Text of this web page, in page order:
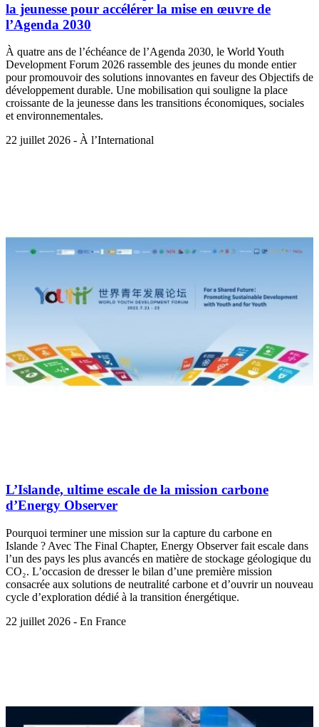
la jeunesse pour accélérer la mise en œuvre de
l’Agenda 2030
À quatre ans de l’échéance de l’Agenda 2030, le World Youth
Development Forum 2026 rassemble des jeunes du monde entier
pour promouvoir des solutions innovantes en faveur des Objectifs de
développement durable. Une mobilisation qui souligne la place
croissante de la jeunesse dans les transitions économiques, sociales
et environnementales.
22 juillet 2026 - À l’International
L’Islande, ultime escale de la mission carbone
d’Energy Observer
Pourquoi terminer une mission sur la capture du carbone en
Islande ? Avec The Final Chapter, Energy Observer fait escale dans
l’un des pays les plus avancés en matière de stockage géologique du
CO₂. L’occasion de dresser le bilan d’une première mission
consacrée aux solutions de neutralité carbone et d’ouvrir un nouveau
cycle d’exploration dédié à la transition énergétique.
22 juillet 2026 - En France